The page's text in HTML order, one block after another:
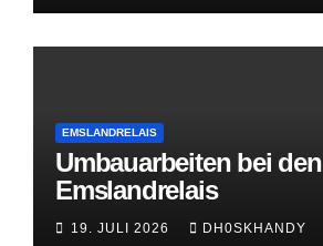
EMSLANDRELAIS
Umbauarbeiten bei den
Emslandrelais
19. JULI 2026 DH0SKHANDY